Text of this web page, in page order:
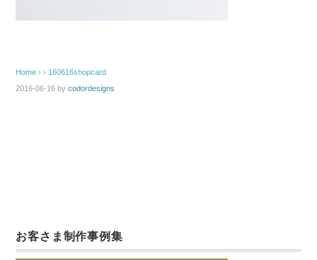
Home › › 160616shopcard
2016-06-16 bycodordesigns
お客さま制作事例集